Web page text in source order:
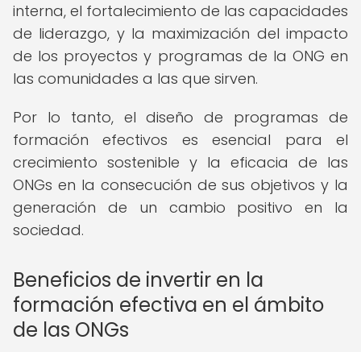
interna, el fortalecimiento de las capacidades
de liderazgo, y la maximización del impacto
de los proyectos y programas de la ONG en
las comunidades a las que sirven.
Por lo tanto, el diseño de programas de
formación efectivos es esencial para el
crecimiento sostenible y la eficacia de las
ONGs en la consecución de sus objetivos y la
generación de un cambio positivo en la
sociedad.
Beneficios de invertir en la
formación efectiva en el ámbito
de las ONGs